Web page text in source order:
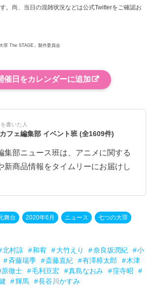
。尚、当日の混雑状況などは公式Twitterをご確認お
罪 The STAGE」製作委員会
催日をカレンダーに追加
書いた人
フェ編集部 イベント班(全1609件)
集部ニュース班は、アニメに関する
新商品情報をタイムリーにお届けし
舞台 2020年6月 ニュース 七つの大罪
北村諒 和宥 大竹えり 奈良坂潤紀
小
斉藤瑞季 斎藤直紀 有澤樟太郎
木津
原徹士 毛利亘宏 真島なおみ
窪寺昭
輝馬 長谷川かすみ